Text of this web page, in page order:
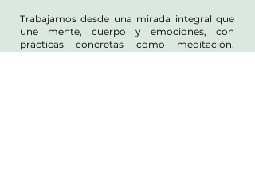
Trabajamos desde una mirada integral que
une mente, cuerpo y emociones, con
prácticas concretas como meditación,